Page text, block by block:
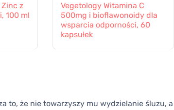
z
100 ml
Vegetology Witamina C
500mg i bioflawonoidy dla
wsparcia odporności, 60
kapsułek
to, że nie towarzyszy mu wydzielanie śluzu, a